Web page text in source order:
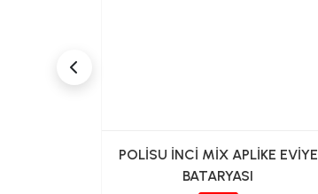
POLİSU İNCİ MİX APLİKE EVİYE
BATARYASI